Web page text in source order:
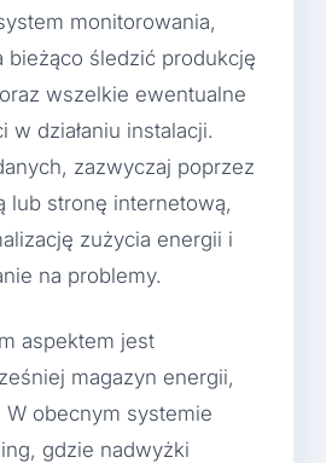
monitorowania,
bieżąco śledzić produkcję
wszelkie ewentualne
w działaniu instalacji.
zazwyczaj poprzez
lub stronę internetową,
zużycia energii i
na problemy.
aspektem jest
magazyn energii,
W obecnym systemie
gdzie nadwyżki